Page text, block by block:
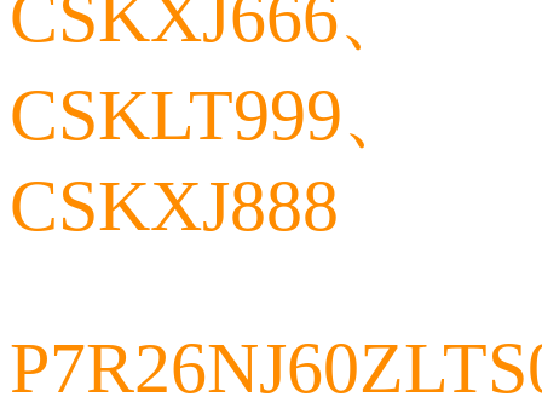
CSKXJ666、
CSKLT999、
CSKXJ888